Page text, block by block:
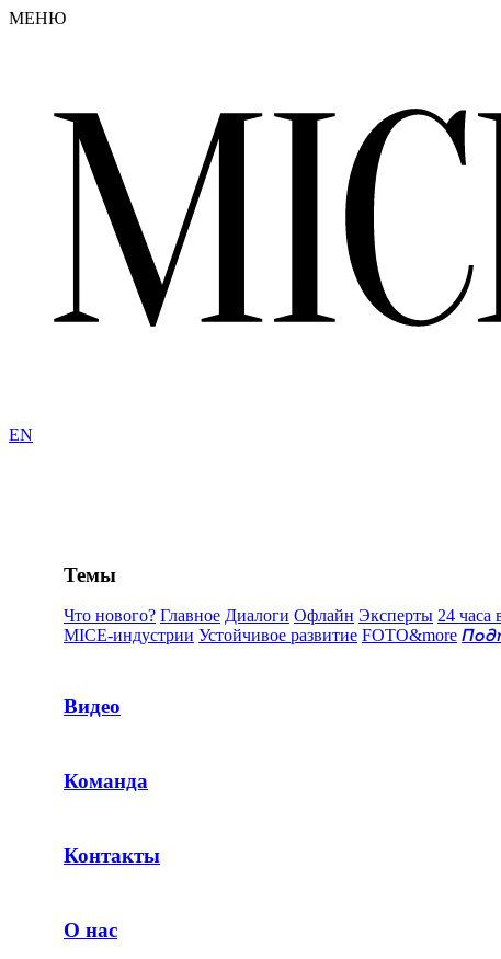
МЕНЮ
EN
Темы
Что нового? Главное Диалоги Офлайн Эксперты 24 часа
MICE-индустрии Устойчивое развитие FOTO&more
Видео
Команда
Контакты
О нас